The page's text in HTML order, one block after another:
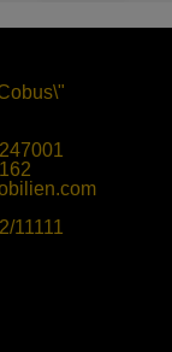
11111